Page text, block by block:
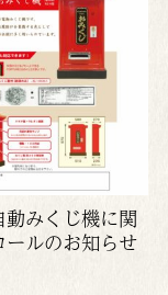
動みくじ機に関
ールのお知らせ